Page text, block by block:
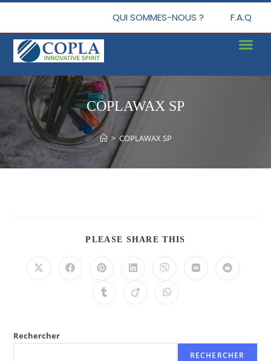
QUI SOMMES-NOUS ? F.A.Q
COPLAWAX SP
> COPLAWAX SP
PLEASE SHARE THIS
Rechercher
RECHERCHER